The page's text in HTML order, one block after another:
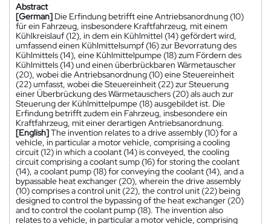
Abstract
[German] Die Erfindung betrifft eine Antriebsanordnung (10)
für ein Fahrzeug, insbesondere Kraftfahrzeug, mit einem
Kühlkreislauf (12), in dem ein Kühlmittel (14) gefördert wird,
umfassend einen Kühlmittelsumpf (16) zur Bevorratung des
Kühlmittels (14), eine Kühlmittelpumpe (18) zum Fördern des
Kühlmittels (14) und einen überbrückbaren Wärmetauscher
(20), wobei die Antriebsanordnung (10) eine Steuereinheit
(22) umfasst, wobei die Steuereinheit (22) zur Steuerung
einer Überbrückung des Wärmetauschers (20) als auch zur
Steuerung der Kühlmittelpumpe (18) ausgebildet ist. Die
Erfindung betrifft zudem ein Fahrzeug, insbesondere ein
Kraftfahrzeug, mit einer derartigen Antriebsanordnung.
[English]The invention relates to a drive assembly (10) for a
vehicle, in particular a motor vehicle, comprising a cooling
circuit (12) in which a coolant (14) is conveyed, the cooling
circuit comprising a coolant sump (16) for storing the coolant
(14), a coolant pump (18) for conveying the coolant (14), and a
bypassable heat exchanger (20), wherein the drive assembly
(10) comprises a control unit (22), the control unit (22) being
designed to control the bypassing of the heat exchanger (20)
and to control the coolant pump (18). The invention also
relates to a vehicle, in particular a motor vehicle, comprising